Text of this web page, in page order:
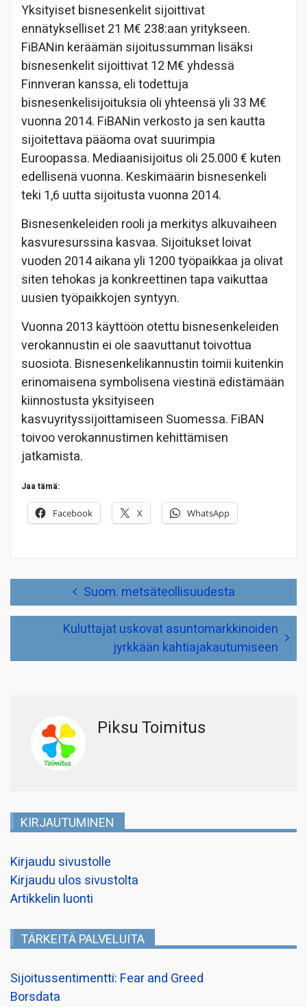
Yksityiset bisnesenkelit sijoittivat
ennätykselliset 21 M€ 238:aan yritykseen.
FiBANin keräämän sijoitussumman lisäksi
bisnesenkelit sijoittivat 12 M€ yhdessä
Finnveran kanssa, eli todettuja
bisnesenkelisijoituksia oli yhteensä yli 33 M€
vuonna 2014. FiBANin verkosto ja sen kautta
sijoitettava pääoma ovat suurimpia
Euroopassa. Mediaanisijoitus oli 25.000 € kuten
edellisenä vuonna. Keskimäärin bisnesenkeli
teki 1,6 uutta sijoitusta vuonna 2014.
Bisnesenkeleiden rooli ja merkitys alkuvaiheen
kasvuresurssina kasvaa. Sijoitukset loivat
vuoden 2014 aikana yli 1200 työpaikkaa ja olivat
siten tehokas ja konkreettinen tapa vaikuttaa
uusien työpaikkojen syntyyn.
Vuonna 2013 käyttöön otettu bisnesenkeleiden
verokannustin ei ole saavuttanut toivottua
suosiota. Bisnesenkelikannustin toimii kuitenkin
erinomaisena symbolisena viestinä edistämään
kiinnostusta yksityiseen
kasvuyrityssijoittamiseen Suomessa. FiBAN
toivoo verokannustimen kehittämisen
jatkamista.
Jaa tämä:
Facebook X WhatsApp
Suom. metsäteollisuudesta
Kuluttajat uskovat asuntomarkkinoiden
jyrkkään kahtiajakautumiseen
Piksu Toimitus
KIRJAUTUMINEN
Kirjaudu sivustolle
Kirjaudu ulos sivustolta
Artikkelin luonti
TÄRKEITÄ PALVELUITA
Sijoitussentimentti: Fear and Greed
Borsdata